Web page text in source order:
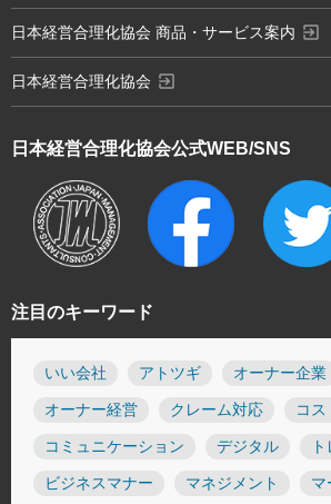
注目のキーワード
いい会社 アトツギ オーナー企業
オーナー経営 クレーム対応 コス
コミュニケーション デジタル
ビジネスマナー マネジメント マ
日本経営合理化協会公式WEB/SNS
日本経営合理化協会 商品・サービス案内 exit_to_app
日本経営合理化協会 exit_to_app